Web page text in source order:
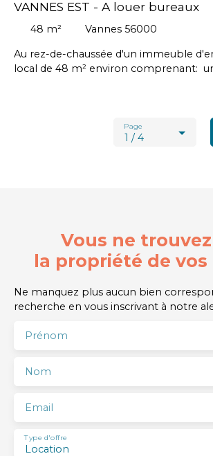
VANNES EST - A louer bureaux
48 m²
Vannes 56000
Au rez-de-chaussée d'un immeuble
local de 48 m² environ comprenant:
Honoraires agence en sus à la charge
€ HT soit 2 073,60 € TTC. #Arradon,
#Sarzeau, #Séné, #Sulniac, #Surzur,
#Trédion, #Treffléan, #Vannes
1 / 4
Page
Vous ne
la propriété de vos
Ne manquez plus aucun bien
recherche en vous inscrivant à notre
Prénom
Nom
Email
Location
Type d'offre